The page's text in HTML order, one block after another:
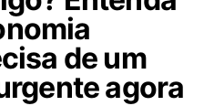
de um
agora